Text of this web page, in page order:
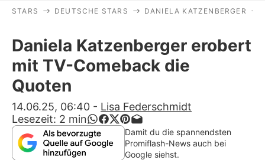
Stars
Filme & Serien
Lifestyle
Familie & Liebe
Promiflash Exklusiv
STARS DEUTSCHE STARS DANIELA KATZENBERGER
Daniela Katzenberger erobert
mit TV-Comeback die
Quoten
14.06.25, 06:40 - Lisa Federschmidt
Lesezeit: 2 min
Damit du die spannendsten
Promiflash-News auch bei
Google siehst.